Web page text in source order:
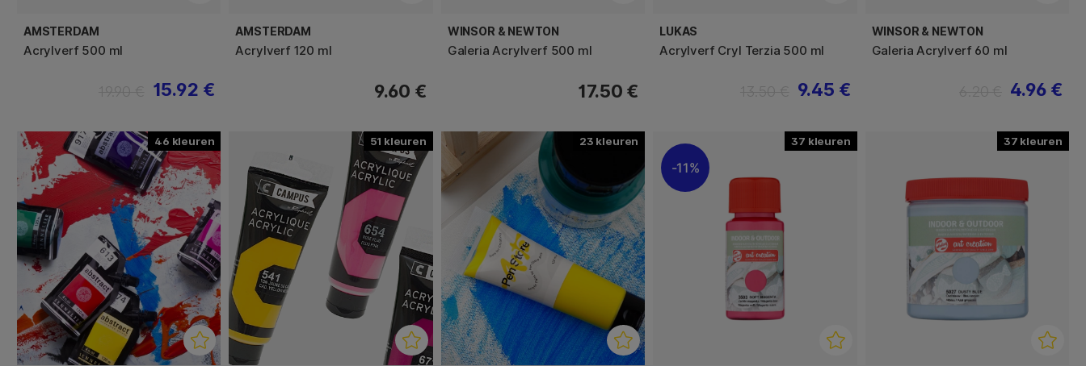
AMSTERDAM
Acrylverf 500 ml
15.92 €
AMSTERDAM
Acrylverf 120 ml
9.60 €
WINSOR & NEWTON
Galeria Acrylverf 500 ml
17.50 €
LUKAS
Acrylverf Cryl Terzia 500 ml
9.45 €
WINSOR & NEWTON
Galeria Acrylverf 60 ml
4.96 €
46 51 23 37
11%
37